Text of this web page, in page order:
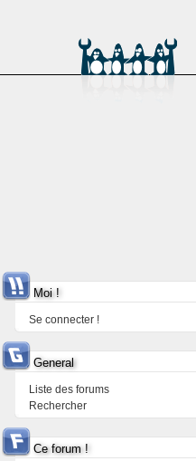
Moi !
Se connecter !
General
Liste des forums
Rechercher
Ce forum !